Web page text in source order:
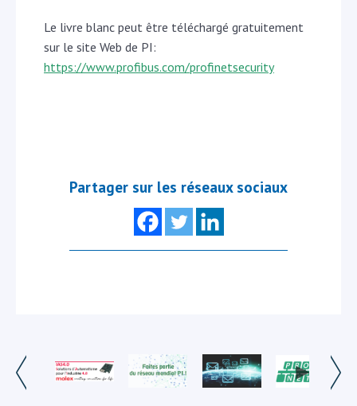
Le livre blanc peut être téléchargé gratuitement
sur le site Web de PI:
https://www.profibus.com/profinetsecurity
Partager sur les réseaux sociaux